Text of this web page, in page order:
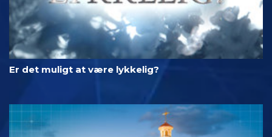
Er det muligt at være lykkelig?